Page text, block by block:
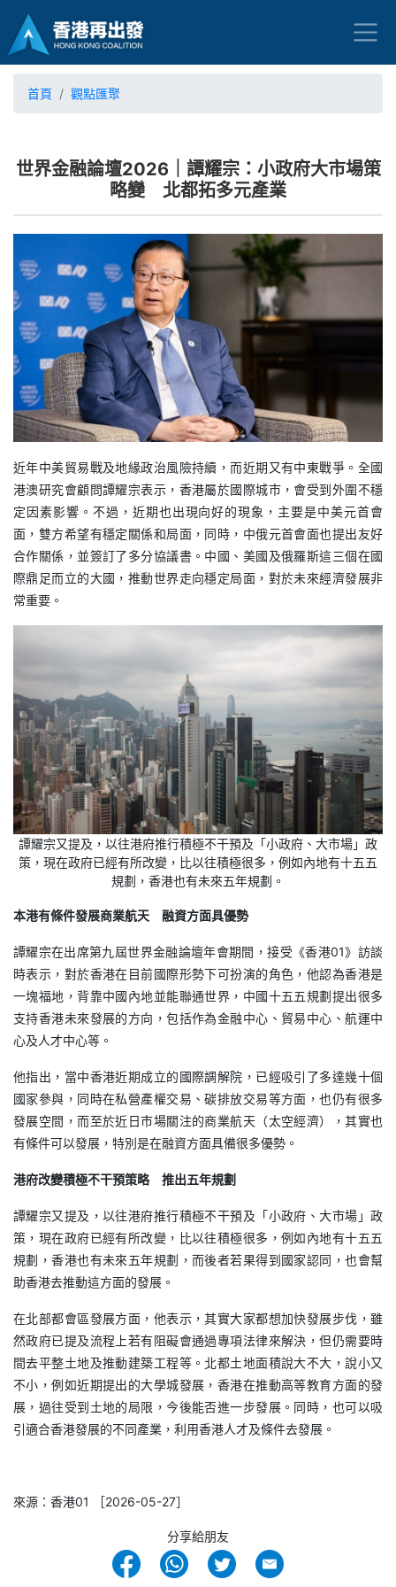
首頁 觀點匯聚
世界金融論壇2026｜譚耀宗：小政府大市場策
略變 北都拓多元產業
近年中美貿易戰及地緣政治風險持續，而近期又有中東戰爭。全國
港澳研究會顧問譚耀宗表示，香港屬於國際城市，會受到外圍不穩
定因素影響。不過，近期也出現向好的現象，主要是中美元首會
面，雙方希望有穩定關係和局面，同時，中俄元首會面也提出友好
合作關係，並簽訂了多分協議書。中國、美國及俄羅斯這三個在國
際鼎足而立的大國，推動世界走向穩定局面，對於未來經濟發展非
常重要。
譚耀宗又提及，以往港府推行積極不干預及「小政府、大市場」政
策，現在政府已經有所改變，比以往積極很多，例如內地有十五五
規劃，香港也有未來五年規劃。
本港有條件發展商業航天 融資方面具優勢
譚耀宗在出席第九屆世界金融論壇年會期間，接受《香港01》訪談
時表示，對於香港在目前國際形勢下可扮演的角色，他認為香港是
一塊福地，背靠中國內地並能聯通世界，中國十五五規劃提出很多
支持香港未來發展的方向，包括作為金融中心、貿易中心、航運中
心及人才中心等。
他指出，當中香港近期成立的國際調解院，已經吸引了多達幾十個
國家參與，同時在私營產權交易、碳排放交易等方面，也仍有很多
發展空間，而至於近日市場關注的商業航天（太空經濟），其實也
有條件可以發展，特別是在融資方面具備很多優勢。
港府改變積極不干預策略 推出五年規劃
譚耀宗又提及，以往港府推行積極不干預及「小政府、大市場」政
策，現在政府已經有所改變，比以往積極很多，例如內地有十五五
規劃，香港也有未來五年規劃，而後者若果得到國家認同，也會幫
助香港去推動這方面的發展。
在北部都會區發展方面，他表示，其實大家都想加快發展步伐，雖
然政府已提及流程上若有阻礙會通過專項法律來解決，但仍需要時
間去平整土地及推動建築工程等。北都土地面積說大不大，說小又
不小，例如近期提出的大學城發展，香港在推動高等教育方面的發
展，過往受到土地的局限，今後能否進一步發展。同時，也可以吸
引適合香港發展的不同產業，利用香港人才及條件去發展。
來源：香港01 ［2026-05-27］
分享給朋友